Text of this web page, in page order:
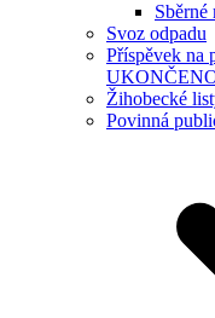
Sběrné
Svoz odpadu
Příspěvek na
Žihobecké
Povinná